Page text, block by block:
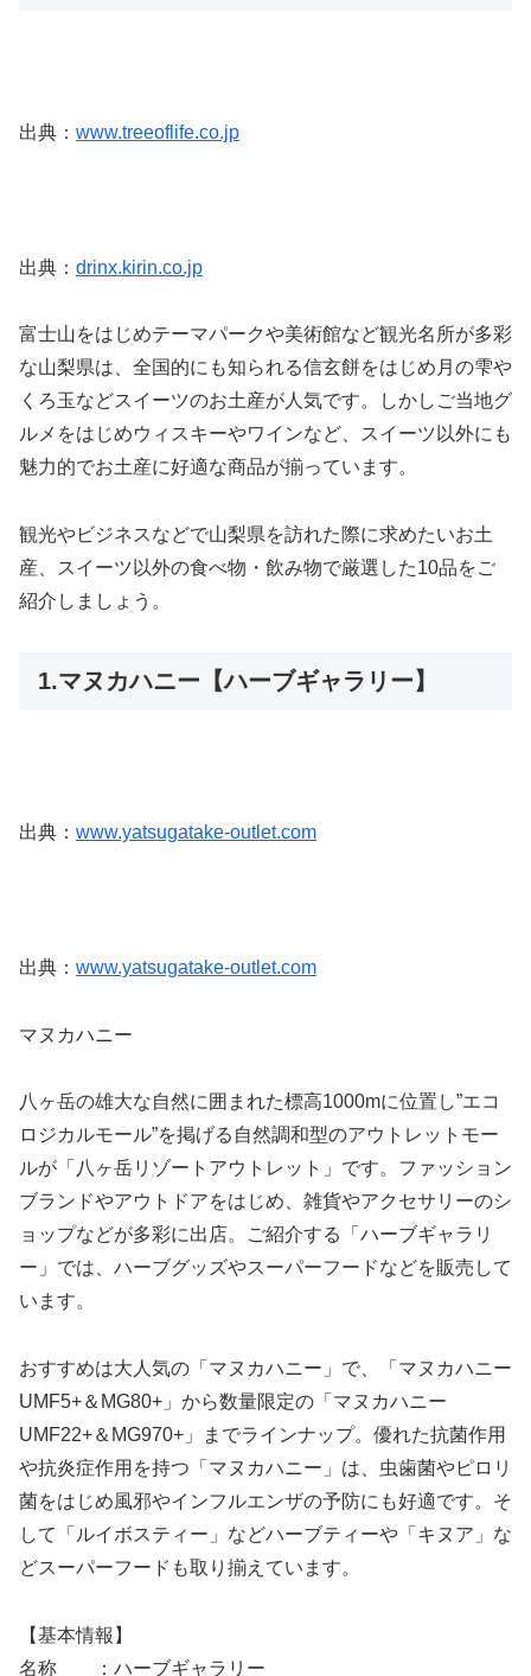
出典： www.treeoflife.co.jp
出典： drinx.kirin.co.jp
富士山をはじめテーマパークや美術館など観光名所が多彩
な山梨県は、全国的にも知られる信玄餅をはじめ月の雫や
くろ玉などスイーツのお土産が人気です。しかしご当地グ
ルメをはじめウィスキーやワインなど、スイーツ以外にも
魅力的でお土産に好適な商品が揃っています。
観光やビジネスなどで山梨県を訪れた際に求めたいお土
産、スイーツ以外の食べ物・飲み物で厳選した10品をご
紹介しましょう。
1.マヌカハニー【ハーブギャラリー】
出典： www.yatsugatake-outlet.com
出典： www.yatsugatake-outlet.com
マヌカハニー
八ヶ岳の雄大な自然に囲まれた標高1000mに位置し”エコ
ロジカルモール”を掲げる自然調和型のアウトレットモー
ルが「八ヶ岳リゾートアウトレット」です。ファッション
ブランドやアウトドアをはじめ、雑貨やアクセサリーのシ
ョップなどが多彩に出店。ご紹介する「ハーブギャラリ
ー」では、ハーブグッズやスーパーフードなどを販売して
います。
おすすめは大人気の「マヌカハニー」で、「マヌカハニー
UMF5+＆MG80+」から数量限定の「マヌカハニー
UMF22+＆MG970+」までラインナップ。優れた抗菌作用
や抗炎症作用を持つ「マヌカハニー」は、虫歯菌やピロリ
菌をはじめ風邪やインフルエンザの予防にも好適です。そ
して「ルイボスティー」などハーブティーや「キヌア」な
どスーパーフードも取り揃えています。
【基本情報】
名称 ：ハーブギャラリー